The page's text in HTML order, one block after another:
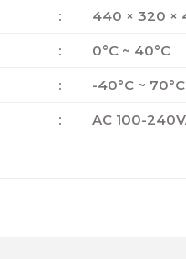
:
440 × 320 ×
:
0°C ~ 40°C
:
-40°C ~ 70°C
: AC 100-